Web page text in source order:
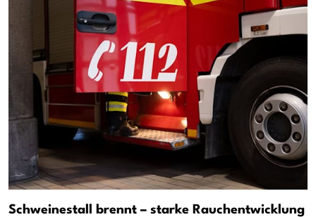
Schweinestall brennt – starke Rauchentwicklung